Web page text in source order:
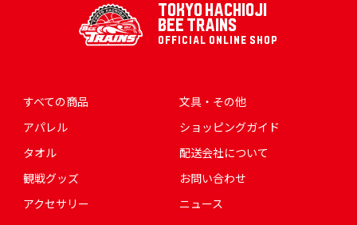
TOKYO HACHIOJI
BEE TRAINS
OFFICIAL ONLINE SHOP
すべての商品
アパレル
タオル
観戦グッズ
アクセサリー
文具・その他
ショッピングガイド
配送会社について
お問い合わせ
ニュース